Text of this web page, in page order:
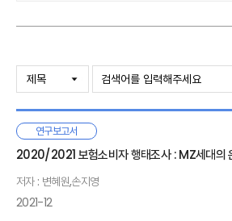
고안과 미래지향적·탄력적으로 법제 정비 방향
간의 정보비대칭문제를 심화시키므로 피해를
강구와 인공지능 발전 가속화로 인한 법률에
예방하는 것이 쉽지 않음을 고려하여 인공지
활용하는 방안이 모색되어야 한다.
이를 감안한 향후 정비 과제는 첫째, 보험산
인공지능 활용에 저해가 되는 자회사규제, 업무
개선하여야 한다. 이와 함께 인공지능에 내재한
규제샌드박스의 이용을 확대해야 한다. 둘째,
1. 보험업 법제의 정비 필요성
2. 논의방향과 한계
Ⅱ. 인공지능(AI) 개관과 보험산업 활용 현황
1. 인공지능(AI) 개관
3. 보험회사의 향후 비즈니스 모델 전략
연구보고서
2020/2021 보험소비자 행태조사 : MZ세대의
저자 : 변혜원,손지영
2021-12